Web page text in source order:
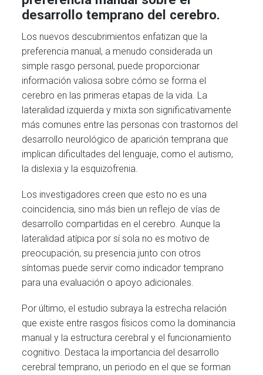
desarrollo temprano del cerebro.
Los nuevos descubrimientos enfatizan que la
preferencia manual, a menudo considerada un
simple rasgo personal, puede proporcionar
información valiosa sobre cómo se forma el
cerebro en las primeras etapas de la vida. La
lateralidad izquierda y mixta son significativamente
más comunes entre las personas con trastornos del
desarrollo neurológico de aparición temprana que
implican dificultades del lenguaje, como el autismo,
la dislexia y la esquizofrenia.
Los investigadores creen que esto no es una
coincidencia, sino más bien un reflejo de vías de
desarrollo compartidas en el cerebro. Aunque la
lateralidad atípica por sí sola no es motivo de
preocupación, su presencia junto con otros
síntomas puede servir como indicador temprano
para una evaluación o apoyo adicionales.
Por último, el estudio subraya la estrecha relación
que existe entre rasgos físicos como la dominancia
manual y la estructura cerebral y el funcionamiento
cognitivo. Destaca la importancia del desarrollo
cerebral temprano, un periodo en el que se forman